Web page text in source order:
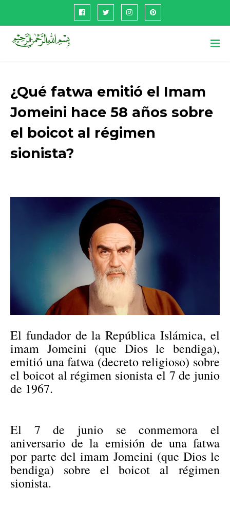
¿Qué fatwa emitió el Imam
Jomeini hace 58 años sobre
el boicot al régimen
sionista?
El fundador de la República Islámica, el
imam Jomeini (que Dios le bendiga),
emitió una fatwa (decreto religioso) sobre
el boicot al régimen sionista el 7 de junio
de 1967.
El 7 de junio se conmemora el
aniversario de la emisión de una fatwa
por parte del imam Jomeini (que Dios le
bendiga) sobre el boicot al régimen
sionista.